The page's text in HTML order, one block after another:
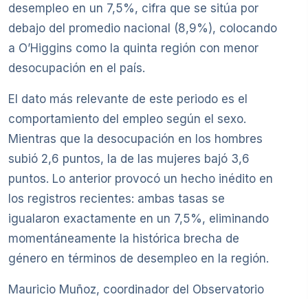
desempleo en un 7,5%, cifra que se sitúa por
debajo del promedio nacional (8,9%), colocando
a O’Higgins como la quinta región con menor
desocupación en el país.
El dato más relevante de este periodo es el
comportamiento del empleo según el sexo.
Mientras que la desocupación en los hombres
subió 2,6 puntos, la de las mujeres bajó 3,6
puntos. Lo anterior provocó un hecho inédito en
los registros recientes: ambas tasas se
igualaron exactamente en un 7,5%, eliminando
momentáneamente la histórica brecha de
género en términos de desempleo en la región.
Mauricio Muñoz, coordinador del Observatorio